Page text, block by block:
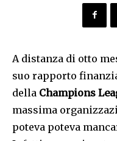
A distanza di otto
suo rapporto
della Champions
massima
poteva poteva